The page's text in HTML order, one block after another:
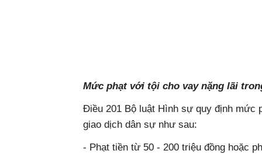
Mức phạt với tội cho vay nặng lãi
Điều 201 Bộ luật Hình sự quy định mức
giao dịch dân sự như sau:
- Phạt tiền từ 50 - 200 triệu đồng hoặc